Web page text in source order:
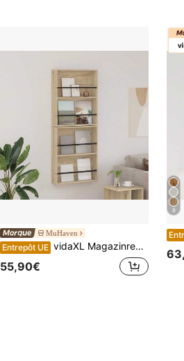
MuHaven
Entrepôt UE vidaXL Magazinregal 2 Pcs Sonoma-Eiche 60 X 12 X 70 Cm Holzwerkstoff
55,90€
8